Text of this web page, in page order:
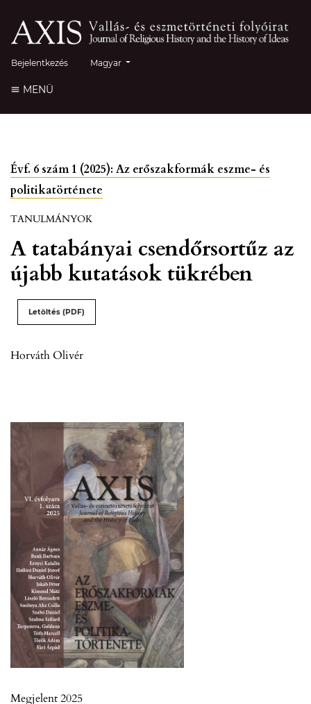
Bejelentkezés ##plugins.themes.healthSciences.language.toggle##
Magyar
MENÜ
Évf. 6 szám 1 (2025): Az erőszakformák eszme- és
politikatörténete
TANULMÁNYOK
A tatabányai csendőrsortűz az
újabb kutatások tükrében
Letöltés (PDF)
Horváth Olivér
Megjelent 2025